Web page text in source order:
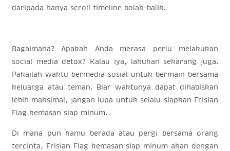
daripada hanya scroll timeline bolak-balik.
Bagaimana? Apakah Anda merasa perlu melakukan
social media detox? Kalau iya, lakukan sekarang juga.
Pakailah waktu bermedia sosial untuk bermain bersama
keluarga atau teman. Biar waktunya dapat dihabiskan
lebih maksimal, jangan lupa untuk selalu siapkan Frisian
Flag kemasan siap minum.
Di mana pun kamu berada atau pergi bersama orang
tercinta, Frisian Flag kemasan siap minum akan dengan